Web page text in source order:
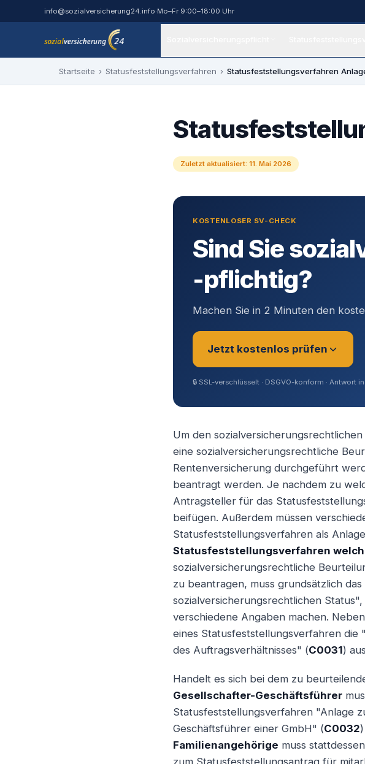
Zum Inhalt springen
info@sozialversicherung24.info·Mo–Fr 9:00–18:00 Uhr
sozialversicherung24 — Ihr Experte für SV-Befreiung
Startseite › Statusfeststellungsverfahren › Statusfeststellungsverfahren
Zuletzt aktualisiert: 11. Mai 2026
KOSTENLOSER SV-CHECK
Sind Sie
-pflichtig?
Machen Sie in 2 Minuten den
Jetzt kostenlos prüfen
Sie sind? *
Geschäftsführer (Angestellt /
Selbstständig / Unternehmer
Angestellter
🔒 SSL-verschlüsselt · DSGVO-konform · Antwort
Um den
eine sozialversicherungsrechtliche
Rentenversicherung durchgeführt
beantragt werden. Je nachdem zu
Antragsteller für das
beifügen. Außerdem müssen
Statusfeststellungsverfahren als
Statusfeststellungsverfahren
sozialversicherungsrechtliche
zu beantragen, muss grundsätzlich das
sozialversicherungsrechtlichen
verschiedene Angaben machen.
eines Statusfeststellungsverfahren die
des Auftragsverhältnisses" (C0031)
Handelt es sich bei dem zu
Gesellschafter-Geschäftsführer
Statusfeststellungsverfahren "Anlage
Geschäftsführer einer GmbH" (C0032
Familienangehörige muss
zum Statusfeststellungsantrag für